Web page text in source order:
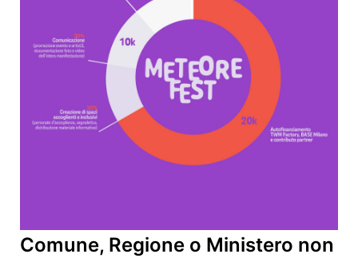
Comune, Regione o Ministero non